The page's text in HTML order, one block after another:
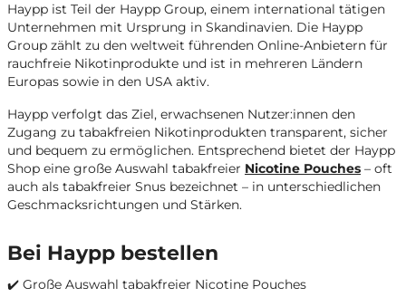
Haypp ist Teil der Haypp Group, einem international tätigen
Unternehmen mit Ursprung in Skandinavien. Die Haypp
Group zählt zu den weltweit führenden Online-Anbietern für
rauchfreie Nikotinprodukte und ist in mehreren Ländern
Europas sowie in den USA aktiv.
Haypp verfolgt das Ziel, erwachsenen Nutzer:innen den
Zugang zu tabakfreien Nikotinprodukten transparent, sicher
und bequem zu ermöglichen. Entsprechend bietet der Haypp
Shop eine große Auswahl tabakfreier Nicotine Pouches – oft
auch als tabakfreier Snus bezeichnet – in unterschiedlichen
Geschmacksrichtungen und Stärken.
Bei Haypp bestellen
✔️ Große Auswahl tabakfreier Nicotine Pouches